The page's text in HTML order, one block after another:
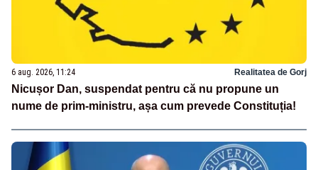
6 aug. 2026, 11:24 Realitatea de Gorj
Nicușor Dan, suspendat pentru că nu propune un
nume de prim-ministru, așa cum prevede Constituția!